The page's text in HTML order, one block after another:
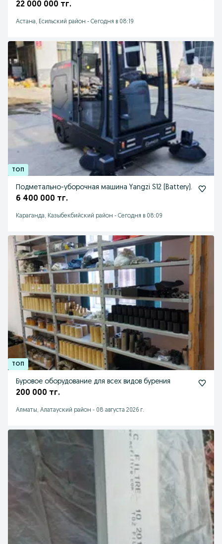
22 000 000 тг.
Астана, Есильский район - Сегодня в 08:19
Подметально-уборочная машина Yangzi S12 (Battery).
6 400 000 тг.
Караганда, Казыбекбийский район - Сегодня в 08:09
Буровое оборудование для всех видов бурения
200 000 тг.
Алматы, Алатауский район - 08 августа 2026 г.